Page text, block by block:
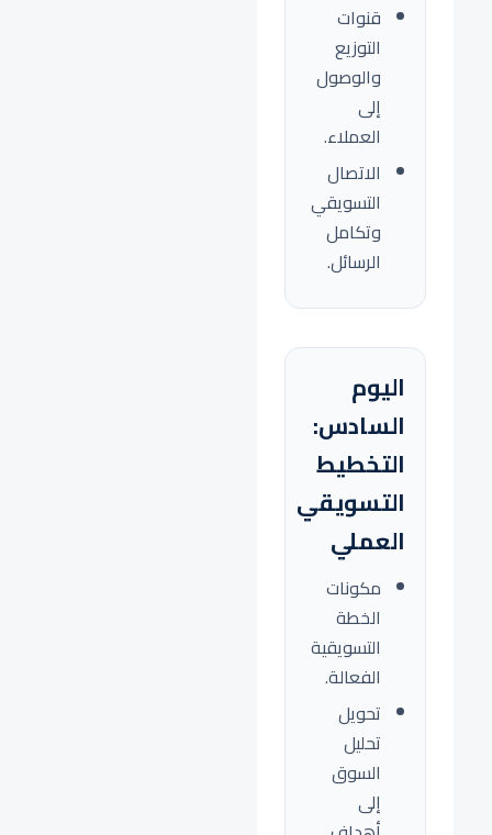
قنوات
التوزيع
والوصول
إلى
العملاء.
الاتصال
التسويقي
وتكامل
الرسائل.
اليوم
السادس:
التخطيط
التسويقي
العملي
مكونات
الخطة
التسويقية
الفعالة.
تحويل
تحليل
السوق
إلى